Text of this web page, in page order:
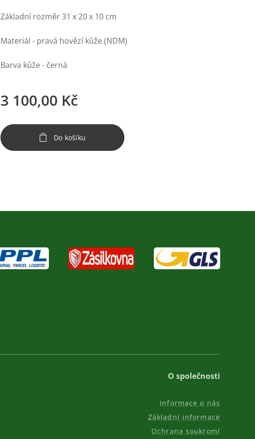
Základní rozměr 31 x 20 x 10 cm
Materiál - pravá hovězí kůže (NDM)
Barva kůže - černá
3 100,00 Kč
Do košíku
O společnosti
Informace o nás
Základní informace
Ochrana soukromí